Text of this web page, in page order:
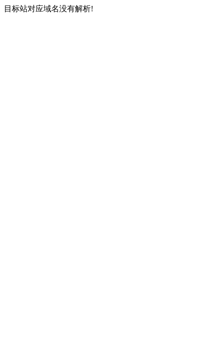
目标站对应域名没有解析!